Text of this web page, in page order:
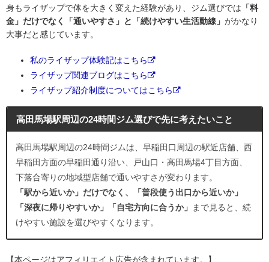
身もライザップで体を大きく変えた経験があり、ジム選びでは 「料
金」だけでなく「通いやすさ」と「続けやすい生活動線」 がかなり
大事だと感じています。
私のライザップ体験記はこちら
ライザップ関連ブログはこちら
ライザップ紹介制度についてはこちら
高田馬場駅周辺の24時間ジム選びで先に考えたいこと
高田馬場駅周辺の24時間ジムは、早稲田口周辺の駅近店舗、西
早稲田方面の早稲田通り沿い、戸山口・高田馬場4丁目方面、
下落合寄りの地域型店舗で通いやすさが変わります。
「駅から近いか」だけでなく、「普段使う出口から近いか」
「深夜に帰りやすいか」「自宅方向に合うか」
まで見ると、続
けやすい施設を選びやすくなります。
【本ページはアフィリエイト広告が含まれています。】